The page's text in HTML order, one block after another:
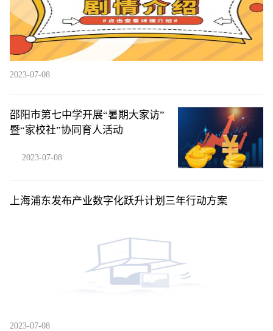
2023-07-08
邵阳市第七中学开展“暑期大家访”
暨“家校社”协同育人活动
2023-07-08
上海浦东发布产业数字化跃升计划三年行动方案
2023-07-08